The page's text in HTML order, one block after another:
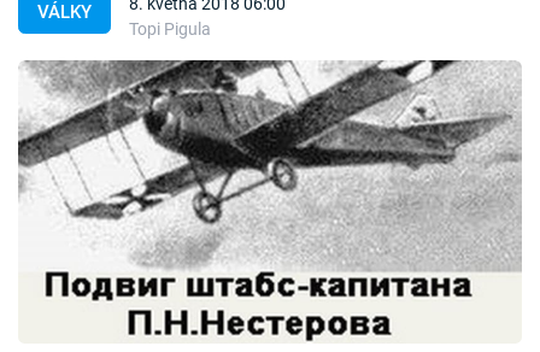
Témata
Témata
Pořady
TV Program
Časopis
Sledujte prima+
VÁLKY
Topi Pigula